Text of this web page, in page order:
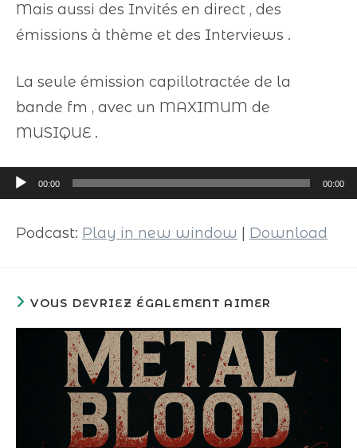
Mais aussi des Invités en direct , des
émissions à thème et des Interviews .
La seule émission capillotractée de la
bande fm , avec un MAXIMUM de
MUSIQUE .
Lecteur
audio
00:00 00:00
Podcast: Play in new window Download
VOUS DEVRIEZ ÉGALEMENT AIMER